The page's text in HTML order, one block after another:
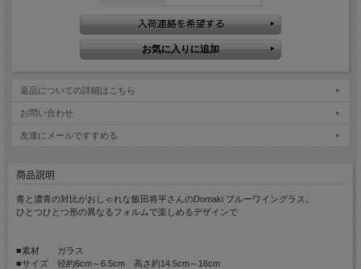
返品についての詳細はこちら
お問い合わせ
友達にメールですすめる
商品説明
青と濃青の対比がおしゃれな飯田将平さんのDomaki ブルーワイングラス。
ひとつひとつ形の異なるフォルムで楽しめるデザインで
■素材 ガラス
■サイズ 径約6cm～6.5cm 高さ約14.5cm～16cm